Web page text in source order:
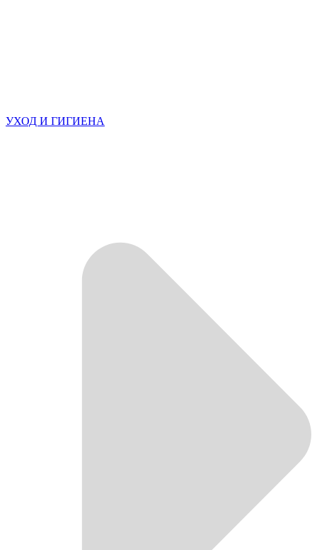
УХОД И ГИГИЕНА